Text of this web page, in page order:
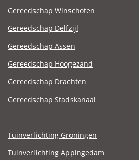
Gereedschap Winschoten
Gereedschap Delfzijl
Gereedschap Assen
Gereedschap Hoogezand
Gereedschap Drachten
Gereedschap Stadskanaal
Tuinverlichting Groningen
Tuinverlichting Appingedam